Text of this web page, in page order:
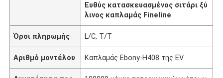
Ευθύς κατασκευασμένος σιτάρι ξύ
λινος καπλαμάς Fineline
Όροι πληρωμής L/C, T/T
Αριθμό μοντέλου Καπλαμάς Ebony-H408 της EV